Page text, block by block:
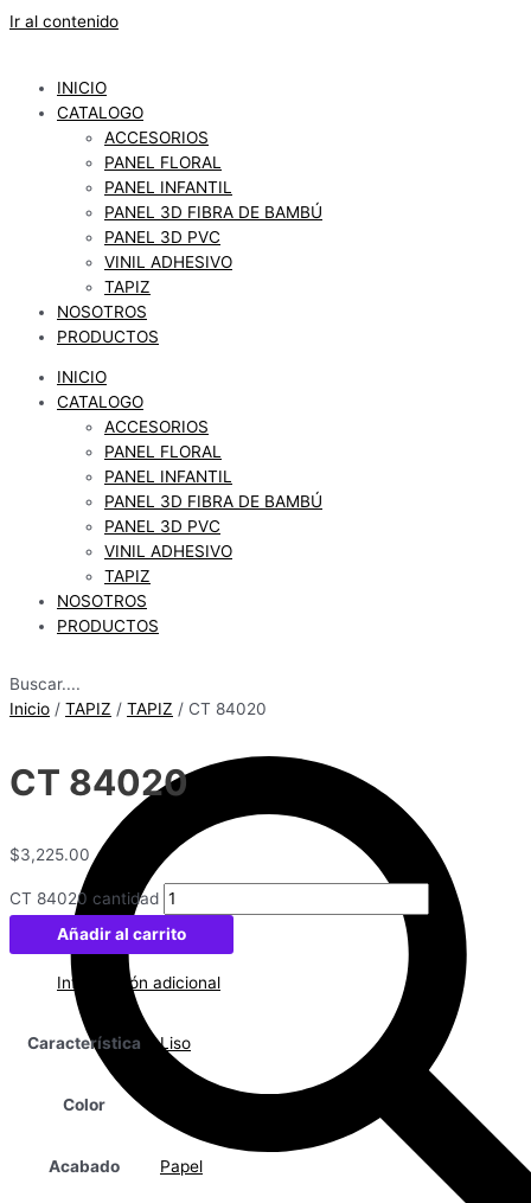
Ir al contenido
INICIO
CATALOGO
ACCESORIOS
PANEL FLORAL
PANEL INFANTIL
PANEL 3D FIBRA DE BAMBÚ
PANEL 3D PVC
VINIL ADHESIVO
TAPIZ
NOSOTROS
PRODUCTOS
INICIO
CATALOGO
ACCESORIOS
PANEL FLORAL
PANEL INFANTIL
PANEL 3D FIBRA DE BAMBÚ
PANEL 3D PVC
VINIL ADHESIVO
TAPIZ
NOSOTROS
PRODUCTOS
Buscar....
Inicio / TAPIZ / TAPIZ / CT 84020
CT 84020
$3,225.00
CT 84020 cantidad
Añadir al carrito
Información adicional
Característica Liso
Color
Acabado Papel